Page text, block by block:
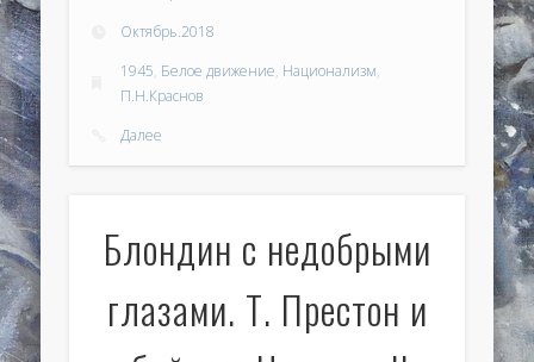
Октябрь.2018
1945, Белое движение, Национализм,
П.Н.Краснов
Далее
Блондин с недобрыми
глазами. Т. Престон и